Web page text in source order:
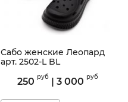
Сабо женские Леопард
арт. 2502-L BL
2502-L
250 руб| 3 000 руб